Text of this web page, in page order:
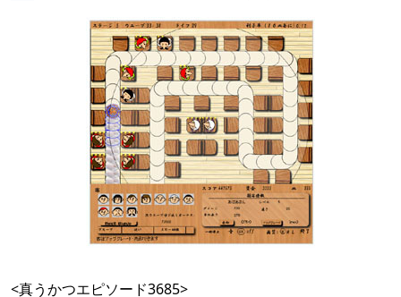
<真うかつエピソード3685>